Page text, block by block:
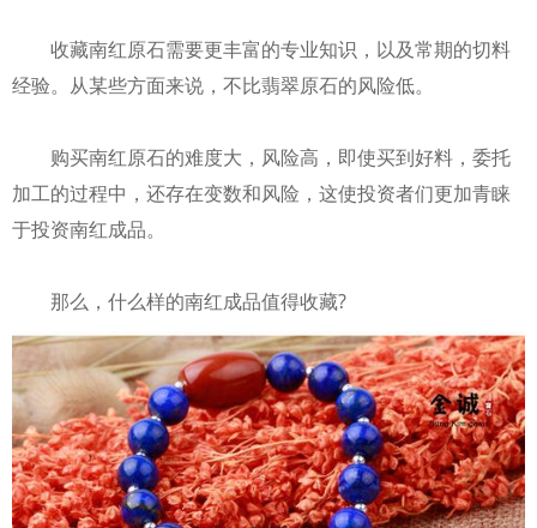
收藏南红原石需要更丰富的专业知识，以及常期的切料
经验。从某些方面来说，不比翡翠原石的风险低。
购买南红原石的难度大，风险高，即使买到好料，委托
加工的过程中，还存在变数和风险，这使投资者们更加青睐
于投资南红成品。
那么，什么样的南红成品值得收藏?